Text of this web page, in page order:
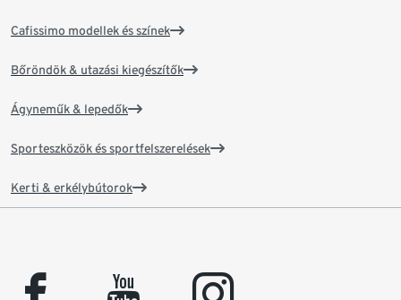
Cafissimo modellek és színek
Bőröndök & utazási kiegészítők
Ágyneműk & lepedők
Sporteszközök és sportfelszerelések
Kerti & erkélybútorok